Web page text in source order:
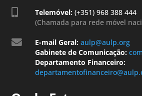
 Telemóvel: (+351) 968 388 444
(Chamada para rede móvel
 E-mail Geral: aulp@aulp.org
Gabinete de Comunicação:
Departamento Financeiro: